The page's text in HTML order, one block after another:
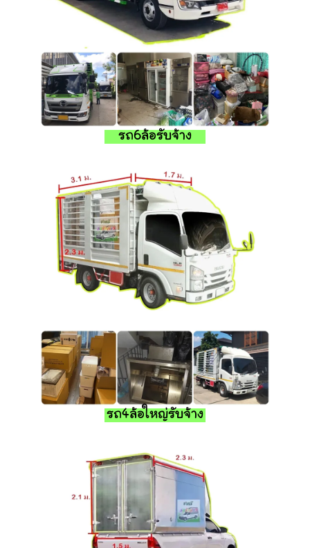
รถ6ล้อรับจ้าง
รถ4ล้อใหญ่รับจ้าง